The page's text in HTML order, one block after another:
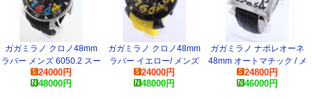
ガガミラノ クロノ48mm
ラバー メンズ 6050.2 スー
パーコピー 時計
24000円
48000円
ガガミラノ クロノ48mm
ラバー イエロー/ メンズ
6054.4 スーパーコピー 時
計
24000円
48000円
ガガミラノ ナポレオーネ
48mm オートマチック / メ
ンズ 6000.5 コピー 腕時計
24800円
46000円